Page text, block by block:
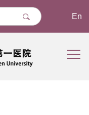
En